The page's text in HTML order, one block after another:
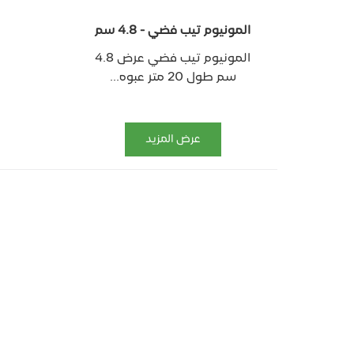
المونيوم تيب فضي - 4.8 سم
المونيوم تيب فضي عرض 4.8
سم طول 20 متر عبوه...
عرض المزيد